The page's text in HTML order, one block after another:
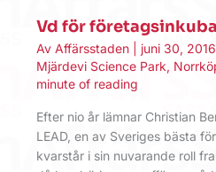
Vd för
Av Affärsstaden juni 30, 2016
Mjärdevi Science Park,
minute of reading
Efter nio år lämnar Christian
LEAD, en av Sveriges bästa
kvarstår i sin nuvarande roll